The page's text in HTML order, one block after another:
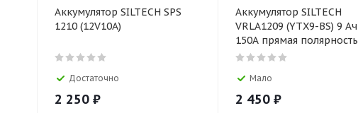
Аккумулятор SILTECH SPS
1210 (12V10A)
Достаточно
2 250 ₽
Аккумулятор SILTECH
VRLA1209 (YTX9-BS) 9 Ач
150А прямая полярность
Мало
2 450 ₽